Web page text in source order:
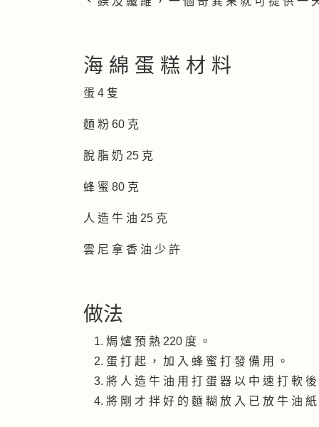
海 綿 蛋 糕 材 料
蛋 4 隻
麵 粉 60 克
脫 脂 奶 25 克
蜂 蜜 80 克
人 造 牛 油 25 克
雲 尼 拿 香 油 少 許
做法
焗 爐 預 熱 220 度 。
蛋 打 起 ， 加 入 蜂 蜜 打 發 備 用 。
將 人 造 牛 油 用 打 蛋 器 以 中 速 打 軟
將 剛 才 拌 好 的 麵 糊 放 入 已 放 牛 油